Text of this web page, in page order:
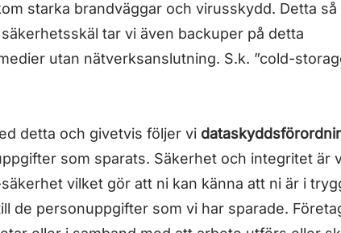
starka brandväggar och virusskydd. Detta så
tar vi även backuper på detta
utan nätverksanslutning. S.k. ”cold-
detta och givetvis följer vi
som sparats. Säkerhet och integritet är
vilket gör att ni kan känna att ni är i
de personuppgifter som vi har sparade.